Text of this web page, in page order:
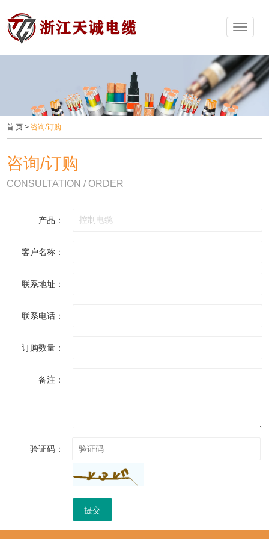
首 页 > 咨询/订购
咨询/订购
CONSULTATION / ORDER
产品：
客户名称：
联系地址：
联系电话：
订购数量：
备注：
验证码：
提交